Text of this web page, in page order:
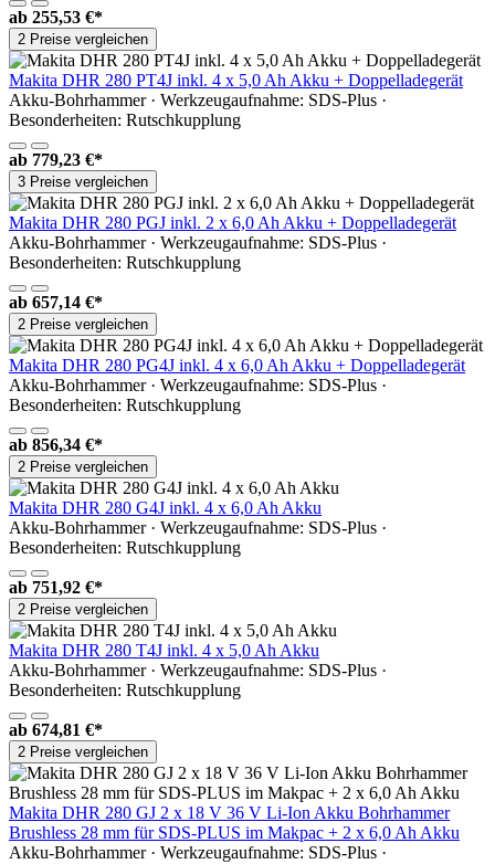
ab 255,53 €*
2 Preise vergleichen
Makita DHR 280 PT4J inkl. 4 x 5,0 Ah Akku + Doppelladegerät
Akku-Bohrhammer · Werkzeugaufnahme: SDS-Plus ·
Besonderheiten: Rutschkupplung
ab 779,23 €*
3 Preise vergleichen
Makita DHR 280 PGJ inkl. 2 x 6,0 Ah Akku + Doppelladegerät
Akku-Bohrhammer · Werkzeugaufnahme: SDS-Plus ·
Besonderheiten: Rutschkupplung
ab 657,14 €*
2 Preise vergleichen
Makita DHR 280 PG4J inkl. 4 x 6,0 Ah Akku + Doppelladegerät
Akku-Bohrhammer · Werkzeugaufnahme: SDS-Plus ·
Besonderheiten: Rutschkupplung
ab 856,34 €*
2 Preise vergleichen
Makita DHR 280 G4J inkl. 4 x 6,0 Ah Akku
Akku-Bohrhammer · Werkzeugaufnahme: SDS-Plus ·
Besonderheiten: Rutschkupplung
ab 751,92 €*
2 Preise vergleichen
Makita DHR 280 T4J inkl. 4 x 5,0 Ah Akku
Akku-Bohrhammer · Werkzeugaufnahme: SDS-Plus ·
Besonderheiten: Rutschkupplung
ab 674,81 €*
2 Preise vergleichen
Makita DHR 280 GJ 2 x 18 V 36 V Li-Ion Akku Bohrhammer
Brushless 28 mm für SDS-PLUS im Makpac + 2 x 6,0 Ah Akku
Akku-Bohrhammer · Werkzeugaufnahme: SDS-Plus ·